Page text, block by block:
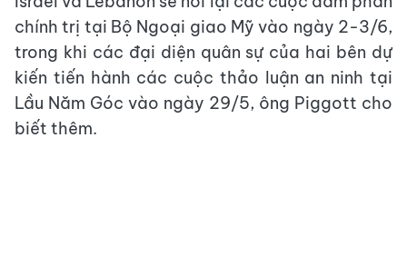
chính trị tại Bộ Ngoại giao Mỹ vào ngày 2-3/6,
trong khi các đại diện quân sự của hai bên dự
kiến tiến hành các cuộc thảo luận an ninh tại
Lầu Năm Góc vào ngày 29/5, ông Piggott cho
biết thêm.